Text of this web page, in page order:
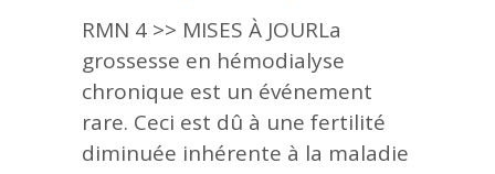
RMN 4 >> MISES À JOURLa
grossesse en hémodialyse
chronique est un événement
rare. Ceci est dû à une fertilité
diminuée inhérente à la maladie